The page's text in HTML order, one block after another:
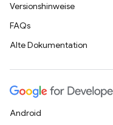
Versionshinweise
FAQs
Alte Dokumentation
Android